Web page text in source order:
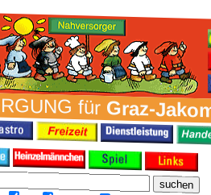
fürGraz-